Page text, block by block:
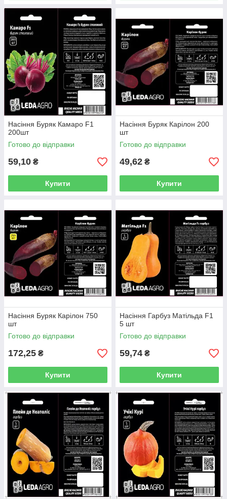
Насіння Буряк Камаро F1
200шт
Готово до відправки
59,10 ₴
Купити
Насіння Буряк Карілон 200
шт
Готово до відправки
49,62 ₴
Купити
Насіння Буряк Карілон 750
шт
Готово до відправки
172,25 ₴
Купити
Насіння Гарбуз Матільда F1
5 шт
Готово до відправки
59,74 ₴
Купити